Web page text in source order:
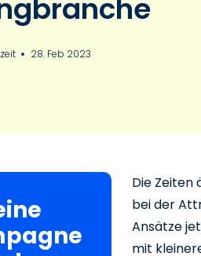
28. Feb 2023
Die Zeiten
bei der
Ansätze
mit